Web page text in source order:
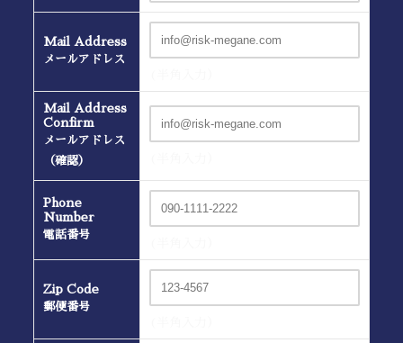
Mail Address
メールアドレス
Mail Address
Confirm
メールアドレス
（確認）
Phone
Number
電話番号
Zip Code
郵便番号